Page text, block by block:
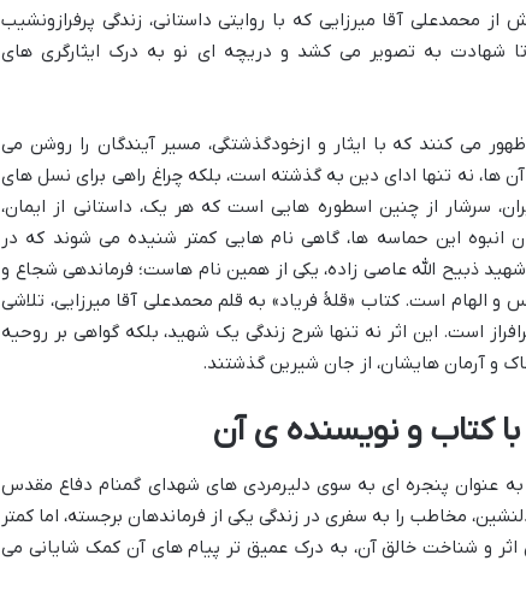
محمدعلی آقا میرزایی که با روایتی داستانی، زندگی پرفرازونشیب
تا شهادت به تصویر می کشد و دریچه ای نو به درک ایثارگری های
می کنند که با ایثار و ازخودگذشتگی، مسیر آیندگان را روشن می
آن ها، نه تنها ادای دین به گذشته است، بلکه چراغ راهی برای نسل های
سرشار از چنین اسطوره هایی است که هر یک، داستانی از ایمان،
انبوه این حماسه ها، گاهی نام هایی کمتر شنیده می شوند که در
شهید ذبیح الله عاصی زاده، یکی از همین نام هاست؛ فرماندهی شجاع و
و الهام است. کتاب «قلۀ فریاد» به قلم محمدعلی آقا میرزایی، تلاشی
است. این اثر نه تنها شرح زندگی یک شهید، بلکه گواهی بر روحیه
و آرمان هایشان، از جان شیرین گذشتند.
کتاب و نویسنده ی آن
به عنوان پنجره ای به سوی دلیرمردی های شهدای گمنام دفاع مقدس
مخاطب را به سفری در زندگی یکی از فرماندهان برجسته، اما کمتر
و شناخت خالق آن، به درک عمیق تر پیام های آن کمک شایانی می